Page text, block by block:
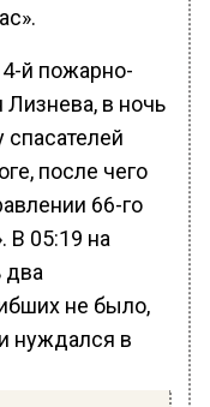
й пожарно-
Лизнева, в ночь
спасателей
после чего
66-го
В 05:19 на
два
не было,
нуждался в